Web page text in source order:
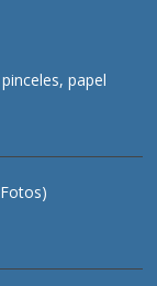
papel